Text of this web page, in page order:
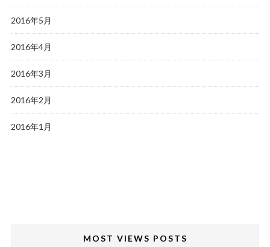
2016年5月
2016年4月
2016年3月
2016年2月
2016年1月
MOST VIEWS POSTS